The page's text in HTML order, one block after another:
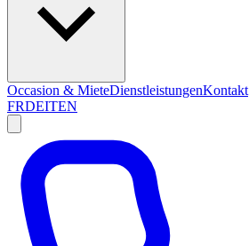
Occasion & MieteDienstleistungenKontakt
FRDEITEN